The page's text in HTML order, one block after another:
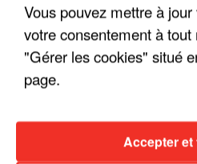
LES INTERVIEWS
FRANCE
Vous pouvez mettre à
votre consentement à
"Gérer les cookies" situé
page.
Accepter et